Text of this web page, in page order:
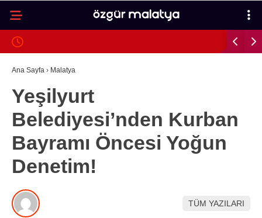
24.7°
GALERİ
MALATYA
İLÇELER
ASAYIŞ
SPOR
GÜNDEM
POLITIKA
Ana Sayfa › Malatya
Yeşilyurt
Belediyesi’nden Kurban
Bayramı Öncesi Yoğun
Denetim!
TÜM YAZILARI